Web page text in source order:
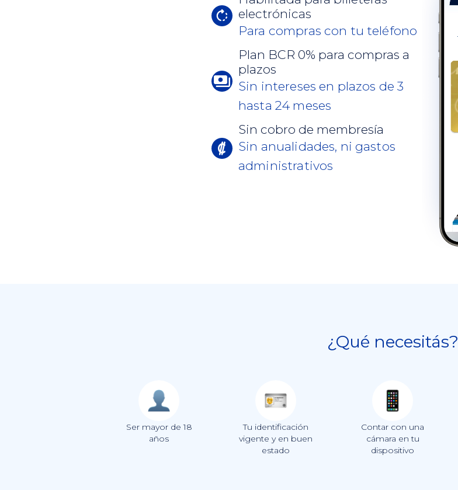
electrónicas
Para compras con tu teléfono
Plan BCR 0% para compras a
plazos
Sin intereses en plazos de 3
hasta 24 meses
Sin cobro de membresía
Sin anualidades, ni gastos
administrativos
¿Qué necesitás?
Ser mayor de 18
años
Tu identificación
vigente y en buen
estado
Contar con una
cámara en tu
dispositivo